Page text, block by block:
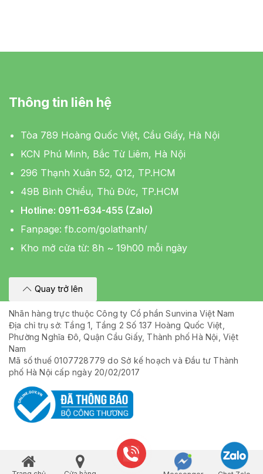
Thông tin liên hệ
Tòa 789 Hoàng Quốc Việt, Cầu Giấy, Hà Nội
KCN Phú Minh, Bắc Từ Liêm, Hà Nội
296 Thạnh Xuân 52, Q12, TP.HCM
49B Bình Chiểu, Thủ Đức, TP.HCM
Hotline: 0911-634-455 (Zalo)
Fanpage: fb.com/golathanh/
Kho mở cửa từ: 8h ~ 19h00 mỗi ngày
Quay trở lên
Nhãn hàng trực thuộc Công ty Cổ phần Sunvina Việt Nam
Địa chỉ trụ sở: Tầng 1, Tầng 2 Số 137 Hoàng Quốc Việt,
Phường Nghĩa Đô, Quận Cầu Giấy, Thành phố Hà Nội, Việt
Nam
Mã số thuế 0107728779 do Sở kế hoạch và Đầu tư Thành
phố Hà Nội cấp ngày 20/02/2017